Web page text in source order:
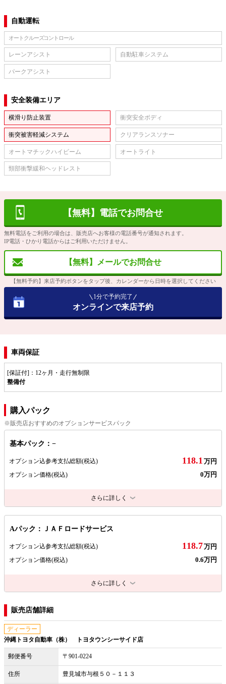
自動運転
オートクルーズコントロール
レーンアシスト 自動駐車システム
パークアシスト
安全装備エリア
横滑り防止装置 衝突安全ボディ
衝突被害軽減システム クリアランスソナー
オートマチックハイビーム オートライト
頸部衝撃緩和ヘッドレスト
【無料】電話でお問合せ
無料電話をご利用の場合は、販売店へお客様の電話番号が通知されます。
IP電話・ひかり電話からはご利用いただけません。
【無料】メールでお問合せ
【無料予約】来店予約ボタンをタップ後、カレンダーから日時を選択してください
1分で予約完了
オンラインで来店予約
車両保証
[保証付]：12ヶ月・走行無制限
整備付
購入パック
※販売店おすすめのオプションサービスパック
基本パック：−
オプション込参考支払総額(税込) 118.1 万円
オプション価格(税込) 0万円
さらに詳しく
Aパック：ＪＡＦロードサービス
オプション込参考支払総額(税込) 118.7万円
オプション価格(税込) 0.6万円
さらに詳しく
販売店舗詳細
ディーラー
沖縄トヨタ自動車（株） トヨタウンシーサイド店
郵便番号 〒901-0224
住所 豊見城市与根５０－１１３